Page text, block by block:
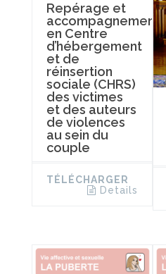
Repérage et
accompagnement
en Centre
d’hébergement
et de
réinsertion
sociale (CHRS)
des victimes
et des auteurs
de violences
au sein du
couple
TÉLÉCHARGER
Details